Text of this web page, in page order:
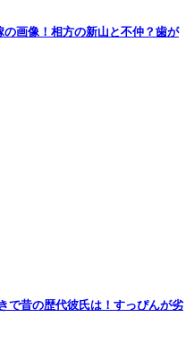
画像！相方の新山と不仲？歯が
で昔の歴代彼氏は！すっぴんが劣